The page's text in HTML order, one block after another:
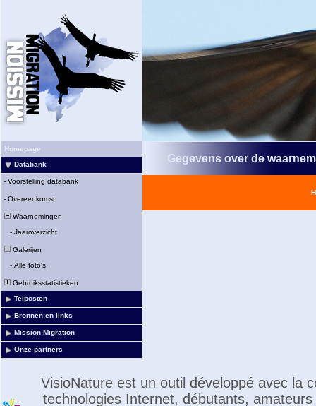
Homepage
Databank
- Voorstelling databank
- Overeenkomst
Waarnemingen
- Jaaroverzicht
Galerijen
- Alle foto's
Gebruiksstatistieken
Telposten
Bronnen en links
Mission Migration
Onze partners
Gegevens over de
VisioNature est un outil développé avec la
technologies Internet, débutants,